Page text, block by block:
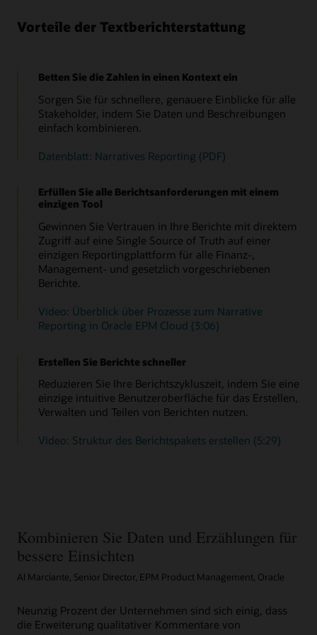
Vorteile der Textberichterstattung
Betten Sie die Zahlen in einen Kontext ein
Sorgen Sie für schnellere, genauere Einblicke für alle
Stakeholder, indem Sie Daten und Beschreibungen
einfach kombinieren.
Datenblatt: Narratives Reporting (PDF)
Erfüllen Sie alle Berichtsanforderungen mit einem
einzigen Tool
Gewinnen Sie Vertrauen in Ihre Berichte mit direktem
Zugriff auf eine Single Source of Truth auf einer
einzigen Reportingplattform für alle Finanz-,
Management- und gesetzlich vorgeschriebenen
Berichte.
Video: Überblick über Prozesse zum Narrative
Reporting in Oracle EPM Cloud (3:06)
Erstellen Sie Berichte schneller
Reduzieren Sie Ihre Berichtszykluszeit, indem Sie eine
einzige intuitive Benutzeroberfläche für das Erstellen,
Verwalten und Teilen von Berichten nutzen.
Video: Struktur des Berichtspakets erstellen (5:29)
Kombinieren Sie Daten und Erzählungen für
bessere Einsichten
Al Marciante, Senior Director, EPM Product Management, Oracle
Neunzig Prozent der Unternehmen sind sich einig, dass
die Erweiterung qualitativer Kommentare von